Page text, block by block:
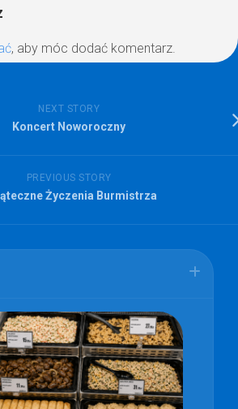
, aby móc dodać komentarz.
NEXT STORY
Koncert Noworoczny
PREVIOUS STORY
Życzenia Burmistrza